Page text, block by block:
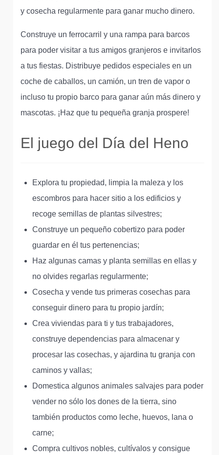
y cosecha regularmente para ganar mucho dinero.
Construye un ferrocarril y una rampa para barcos
para poder visitar a tus amigos granjeros e invitarlos
a tus fiestas. Distribuye pedidos especiales en un
coche de caballos, un camión, un tren de vapor o
incluso tu propio barco para ganar aún más dinero y
mascotas. ¡Haz que tu pequeña granja prospere!
El juego del Día del Heno
Explora tu propiedad, limpia la maleza y los
escombros para hacer sitio a los edificios y
recoge semillas de plantas silvestres;
Construye un pequeño cobertizo para poder
guardar en él tus pertenencias;
Haz algunas camas y planta semillas en ellas y
no olvides regarlas regularmente;
Cosecha y vende tus primeras cosechas para
conseguir dinero para tu propio jardín;
Crea viviendas para ti y tus trabajadores,
construye dependencias para almacenar y
procesar las cosechas, y ajardina tu granja con
caminos y vallas;
Domestica algunos animales salvajes para poder
vender no sólo los dones de la tierra, sino
también productos como leche, huevos, lana o
carne;
Compra cultivos nobles, cultívalos y consigue